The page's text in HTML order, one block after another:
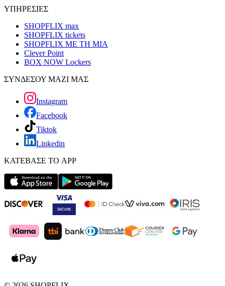
ΥΠΗΡΕΣΙΕΣ
SHOPFLIX max
SHOPFLIX tickets
SHOPFLIX ΜΕ ΤΗ ΜΙΑ
Clever Point
BOX NOW Lockers
ΣΥΝΔΕΣΟΥ ΜΑΖΙ ΜΑΣ
Instagram
Facebook
Tiktok
Linkedin
ΚΑΤΕΒΑΣΕ ΤΟ APP